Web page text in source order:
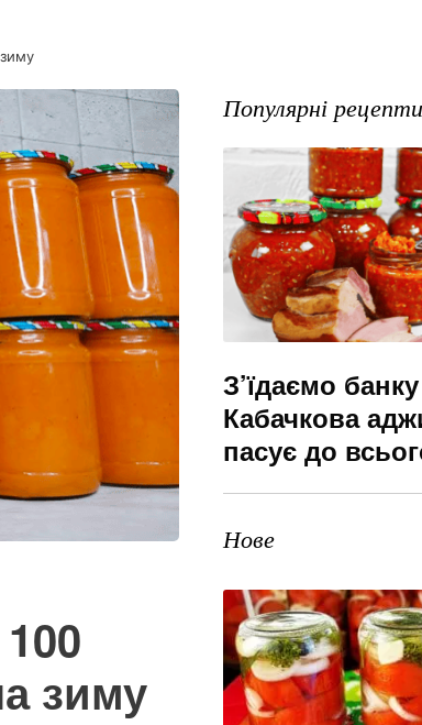
зиму
Популярні рецепти
З’їдаємо
Кабачкова
пасує до
Нове